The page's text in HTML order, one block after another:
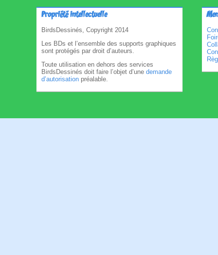
Propriété intellectuelle
BirdsDessinés, Copyright 2014
Les BDs et l’ensemble des supports graphiques
sont protégés par droit d’auteurs.
Toute utilisation en dehors des services
BirdsDessinés doit faire l’objet d’une demande
d’autorisation préalable.